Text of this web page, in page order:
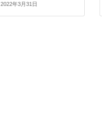
2022年3月31日